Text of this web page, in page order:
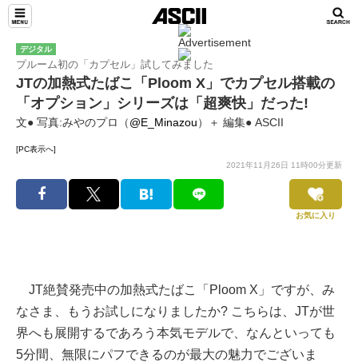
デジタル
プルーム初の「カプセル」試してみました
JTの加熱式たばこ「Ploom X」でカプセル搭載の
「オプション」シリーズは「超爽快」だった!
文● 写真:みやのプロ（@E_Minazou）＋ 編集● ASCII
[PC表示へ]
2021年11月26日 11時00分更新
お気に入り
JT絶賛発売中の加熱式たばこ「Ploom X」ですが、み
なさま、もうお試しになりましたか? こちらは、JTが世
界へも展開するであろう本気モデルで、なんといっても
5分間、無限にパフできるのが最大の魅力でございま